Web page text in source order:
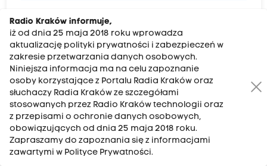
Dodaj komentarz
Podpis
Treść komentarza
Radio Kraków informuje,
iż od dnia 25 maja 2018 roku wprowadza
aktualizację polityki prywatności i zabezpieczeń w
zakresie przetwarzania danych osobowych.
Niniejsza informacja ma na celu zapoznanie
osoby korzystające z Portalu Radia Kraków oraz
słuchaczy Radia Kraków ze szczegółami
stosowanych przez Radio Kraków technologii oraz
z przepisami o ochronie danych osobowych,
obowiązujących od dnia 25 maja 2018 roku.
Zapraszamy do zapoznania się z informacjami
zawartymi w Polityce Prywatności.